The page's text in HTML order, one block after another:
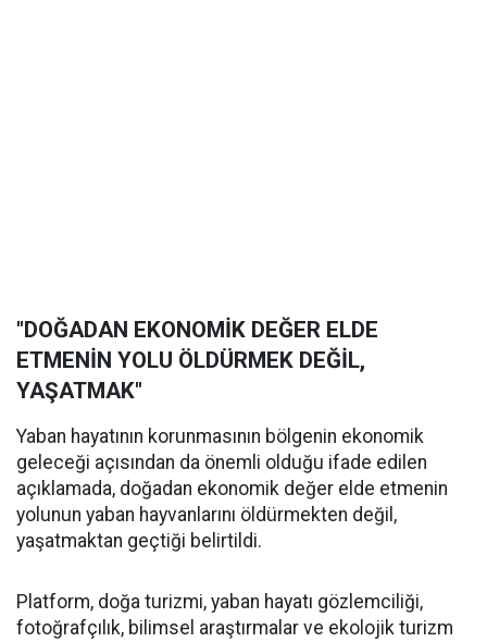
"DOĞADAN EKONOMİK DEĞER ELDE
ETMENİN YOLU ÖLDÜRMEK DEĞİL,
YAŞATMAK"
Yaban hayatının korunmasının bölgenin ekonomik
geleceği açısından da önemli olduğu ifade edilen
açıklamada, doğadan ekonomik değer elde etmenin
yolunun yaban hayvanlarını öldürmekten değil,
yaşatmaktan geçtiği belirtildi.
Platform, doğa turizmi, yaban hayatı gözlemciliği,
fotoğrafçılık, bilimsel araştırmalar ve ekolojik turizm